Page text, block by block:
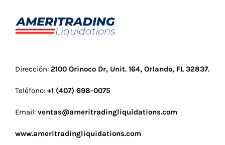
Dirección: 2100 Orinoco Dr, Unit. 164, Orlando, FL 32837.
Teléfono: +1 (407) 698-0075
Email: ventas@ameritradingliquidations.com
www.ameritradingliquidations.com